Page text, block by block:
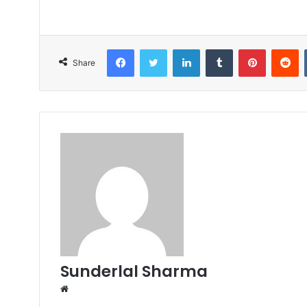
Share
FacebookTwitter LinkedInTumblr Pinterest
Sunderlal Sharma
Website